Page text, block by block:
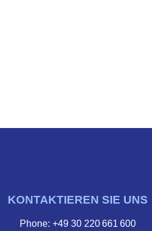
KONTAKTIEREN SIE UNS
Phone: +49 30 220 661 600